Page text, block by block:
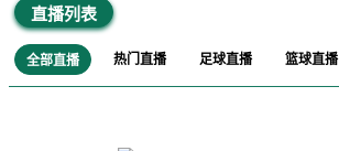
直播列表
全部直播 热门直播 足球直播 篮球直播